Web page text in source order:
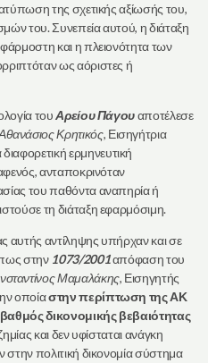
της σχετικής αξίωσής του,
του. Συνεπεία αυτού, η διάταξη
και η πλειονότητα των
ως αόριστες ή
τουΑρείου Πάγουαποτέλεσε
Κρητικός, Εισηγήτρια
ερμηνευτική
ανταποκρινόταν
του παθόντα αναπηρία ή
τη διάταξη εφαρμόσιμη.
αντίληψης υπήρχαν και σε
στην 1073/2001απόφαση του
Μαμαλάκης, Εισηγητής
οποίαστην περίπτωση της ΑΚ
δικονομικής βεβαιότητας
και δεν υφίσταται ανάγκη
πολιτική δικονομία σύστημα